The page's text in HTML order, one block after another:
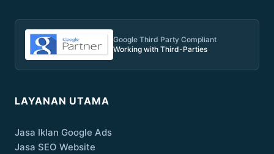
Google Third Party Compliant
Working with Third-Parties
LAYANAN UTAMA
Jasa Iklan Google Ads
Jasa SEO Website